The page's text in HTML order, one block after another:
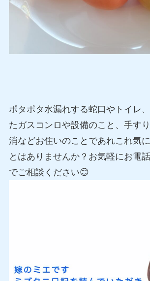
ポタポタ水漏れする蛇口やトイレ
たガスコンロや設備のこと、手す
消などお住いのことであれこれ気
とはありませんか？お気軽にお電
でご相談ください😊